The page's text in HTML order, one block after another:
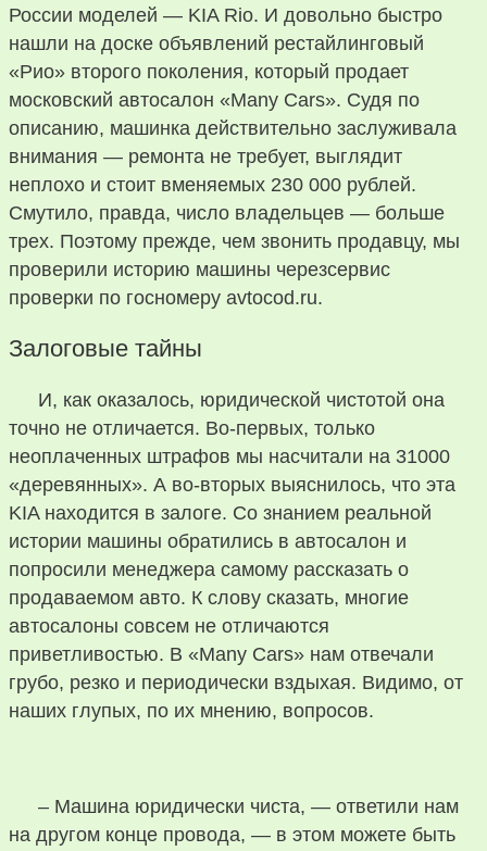
России моделей — KIA Rio. И довольно быстро
нашли на доске объявлений рестайлинговый
«Рио» второго поколения, который продает
московский автосалон «Many Cars». Судя по
описанию, машинка действительно заслуживала
внимания — ремонта не требует, выглядит
неплохо и стоит вменяемых 230 000 рублей.
Смутило, правда, число владельцев — больше
трех. Поэтому прежде, чем звонить продавцу, мы
проверили историю машины черезсервис
проверки по госномеру avtocod.ru.
Залоговые тайны
И, как оказалось, юридической чистотой она
точно не отличается. Во-первых, только
неоплаченных штрафов мы насчитали на 31000
«деревянных». А во-вторых выяснилось, что эта
KIA находится в залоге. Со знанием реальной
истории машины обратились в автосалон и
попросили менеджера самому рассказать о
продаваемом авто. К слову сказать, многие
автосалоны совсем не отличаются
приветливостью. В «Many Cars» нам отвечали
грубо, резко и периодически вздыхая. Видимо, от
наших глупых, по их мнению, вопросов.
– Машина юридически чиста, — ответили нам
на другом конце провода, — в этом можете быть